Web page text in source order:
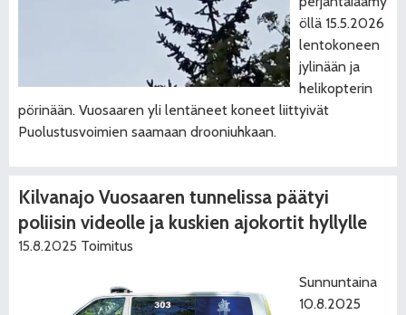
öllä 15.5.2026
lentokoneen
jylinään ja
helikopterin
pörinään. Vuosaaren yli lentäneet koneet liittyivät
Puolustusvoimien saamaan drooniuhkaan.
Kilvanajo Vuosaaren tunnelissa päätyi
poliisin videolle ja kuskien ajokortit hyllylle
15.8.2025 Toimitus
Sunnuntaina
10.8.2025